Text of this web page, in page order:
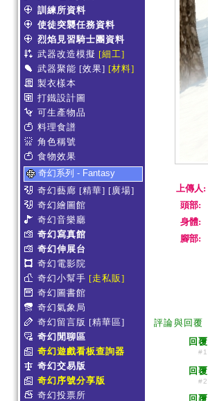
訓練所資料
使徒突襲任務資料
烈焰見習騎士團資料
武器改造模擬 [細工]
武器聚能 [效果] [材料]
製衣樣本
打鐵設計圖
可生產物品
料理食譜
角色稱號
食物效果
奇幻系列 - Fantasy
奇幻藝廊 [精華] [廣場]
奇幻繪圖館
奇幻音樂廳
奇幻寫真館
奇幻伸展台
奇幻電影院
奇幻小幫手 [走私販]
奇幻圖書館
奇幻氣象局
奇幻留言版 [精華區]
奇幻閒聊區
奇幻遊戲看板查詢器
奇幻交易版
奇幻序號分享版
奇幻投票所
上傳人:
頭部:
身體:
腳部:
評論與回覆
回覆
#1
回覆
#2
回覆